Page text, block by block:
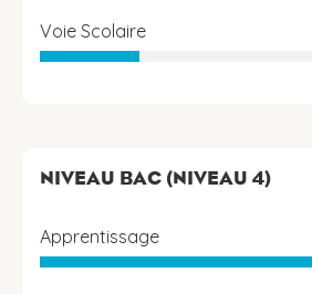
Voie Scolaire
NIVEAU BAC (NIVEAU 4)
Apprentissage